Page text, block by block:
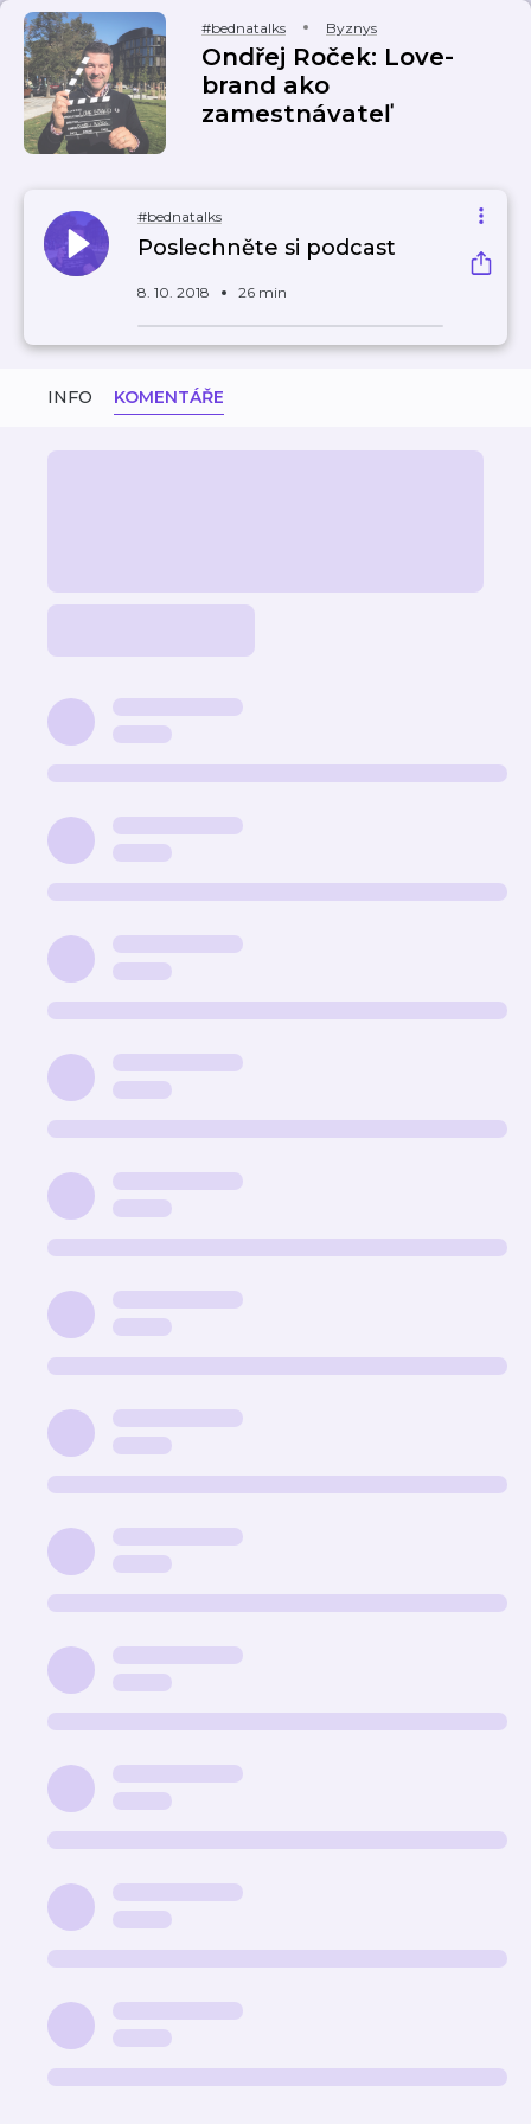
#bednatalks Byznys
Ondřej Roček: Love-
brand ako
zamestnávateľ
#bednatalks
Poslechněte si podcast
8. 10. 2018 26 min
INFO KOMENTÁŘE